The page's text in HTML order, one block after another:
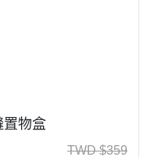
置物盒
TWD $359